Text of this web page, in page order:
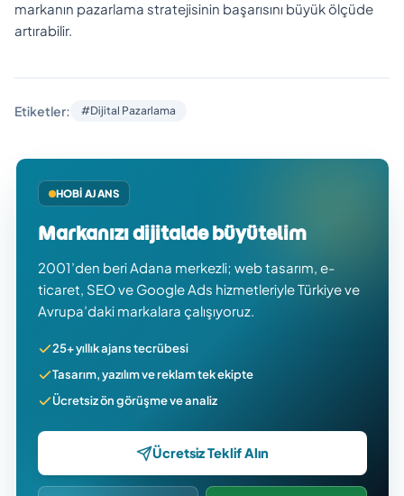
markanın pazarlama stratejisinin başarısını büyük ölçüde
artırabilir.
Etiketler: #Dijital Pazarlama
HOBI AJANS
Markanızı dijitalde büyütelim
2001’den beri Adana merkezli; web tasarım, e-
ticaret, SEO ve Google Ads hizmetleriyle Türkiye ve
Avrupa’daki markalara çalışıyoruz.
25+ yıllık ajans tecrübesi
Tasarım, yazılım ve reklam tek ekipte
Ücretsiz ön görüşme ve analiz
Ücretsiz Teklif Alın